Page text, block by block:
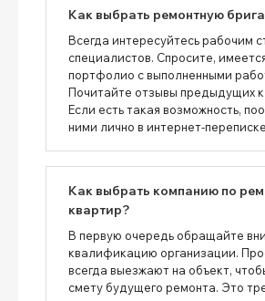
Как выбрать ремонтную
Всегда интересуйтесь рабочим
специалистов. Спросите,
портфолио с выполненными
Почитайте отзывы предыдущих
Если есть такая возможность,
ними лично в интернет-
Как выбрать компанию по
квартир?
В первую очередь обращайте
квалификацию организации.
всегда выезжают на объект,
смету будущего ремонта. Это